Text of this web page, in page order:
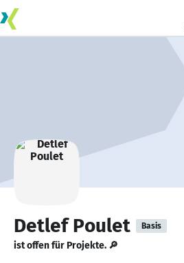
Detlef Poulet Basis
ist offen für Projekte. 🔎